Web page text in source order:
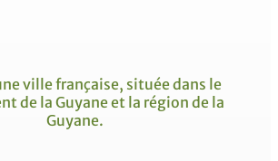
ville française, située dans le
de la Guyane et la région de la
Guyane.